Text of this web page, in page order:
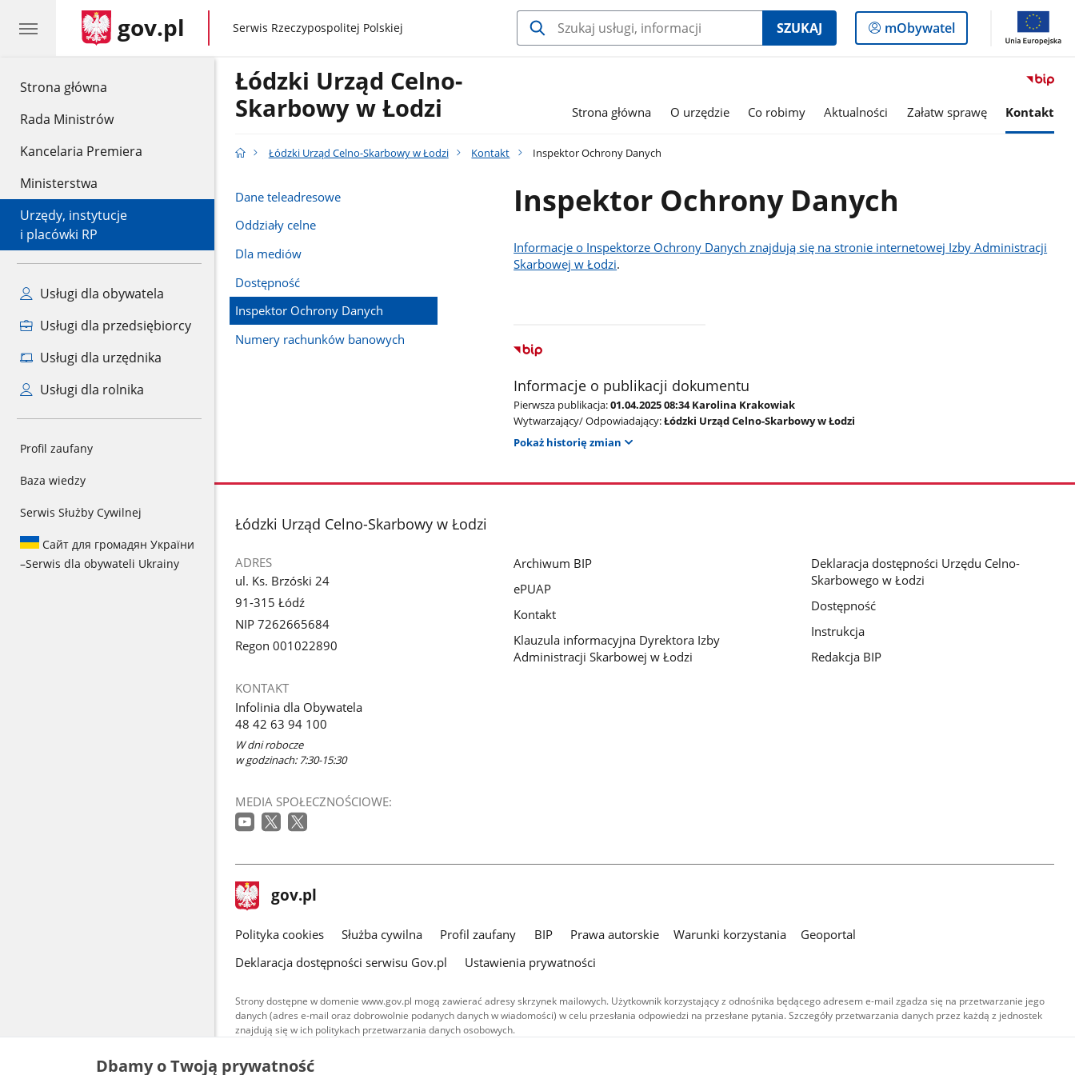
Strona główna
Rada Ministrów
Kancelaria Premiera
Ministerstwa
Urzędy, instytucje
i placówki RP
Usługi dla obywatela
Usługi dla przedsiębiorcy
Usługi dla urzędnika
Usługi dla rolnika
Profil zaufany
Baza wiedzy
Serwis Służby Cywilnej
Сайт для громадян України
–Serwis dla obywateli Ukrainy
gov.pl gov.pl
Serwis Rzeczypospolitej Polskiej SZUKAJ
Logowanie
do
mObywatel
Łódzki Urząd Celno-
Skarbowy w Łodzi
Strona główna O urzędzie Co robimy Aktualności Załatw sprawę Kontakt
Łódzki Urząd Celno-Skarbowy w Łodzi Kontakt Inspektor Ochrony Danych
Dane teleadresowe
Oddziały celne
Dla mediów
Dostępność
Inspektor Ochrony Danych
Numery rachunków banowych
Inspektor Ochrony Danych
Informacje o Inspektorze Ochrony Danych znajdują się na stronie internetowej Izby Administracji
Skarbowej w Łodzi.
Informacje o publikacji dokumentu
Pierwsza publikacja:01.04.2025 08:34 Karolina Krakowiak
Wytwarzający/ Odpowiadający:Łódzki Urząd Celno-Skarbowy w Łodzi
Pokaż historię zmian
stopka
Łódzki Urząd Celno-Skarbowy w Łodzi
ADRES
ul. Ks. Brzóski 24
91-315 Łódź
NIP 7262665684
Regon 001022890
KONTAKT
Infolinia dla Obywatela
48 42 63 94 100
W dni robocze
w godzinach: 7:30-15:30
MEDIA SPOŁECZNOŚCIOWE:
Archiwum BIP
ePUAP
Kontakt
Klauzula informacyjna Dyrektora Izby
Administracji Skarbowej w Łodzi
Deklaracja dostępności Urzędu Celno-
Skarbowego w Łodzi
Dostępność
Instrukcja
Redakcja BIP
stopka
gov.pl Strona
gov.pl
gov.pl
Polityka cookies Służba cywilna Profil zaufany BIP Prawa autorskie Warunki korzystania
Geoportal
Deklaracja dostępności serwisu Gov.pl
Ustawienia prywatności
Strony dostępne w domenie www.gov.pl mogą zawierać adresy skrzynek mailowych. Użytkownik korzystający z odnośnika będącego adresem e-mail zgadza się na przetwarzanie jego
danych (adres e-mail oraz dobrowolnie podanych danych w wiadomości) w celu przesłania odpowiedzi na przesłane pytania. Szczegóły przetwarzania danych przez każdą z jednostek
znajdują się w ich politykach przetwarzania danych osobowych.
Treści tekstowe publikowane w serwisie (z wyłączeniem treści audiowizualnych), są
Dbamy o Twoją prywatność